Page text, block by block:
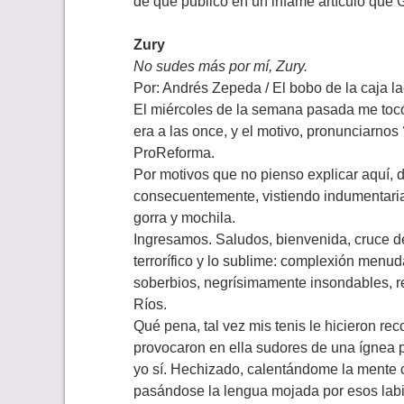
Zury
No sudes más por mí, Zury.
Por: Andrés Zepeda / El bobo de la caja
El miércoles de la semana pasada me
era a las once, y el motivo,
ProReforma.
Por motivos que no pienso explicar aquí,
consecuentemente, vistiendo
gorra y mochila.
Ingresamos. Saludos, bienvenida, cruce
terrorífico y lo sublime: complexión
soberbios, negrísimamente insondables,
Ríos.
Qué pena, tal vez mis tenis le hicieron
provocaron en ella sudores de una ígnea
yo sí. Hechizado, calentándome la
pasándose la lengua mojada por esos